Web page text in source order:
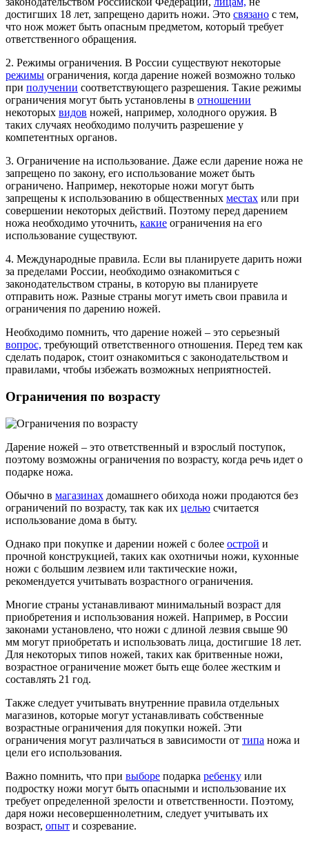
достигших 18 лет, запрещено дарить ножи. Это связано с тем,
что нож может быть опасным предметом, который требует
ответственного обращения.
2. Режимы ограничения. В России существуют некоторые
режимы ограничения, когда дарение ножей возможно только
при получении соответствующего разрешения. Такие режимы
ограничения могут быть установлены в отношении
некоторых видов ножей, например, холодного оружия. В
таких случаях необходимо получить разрешение у
компетентных органов.
3. Ограничение на использование. Даже если дарение ножа не
запрещено по закону, его использование может быть
ограничено. Например, некоторые ножи могут быть
запрещены к использованию в общественных местах или при
совершении некоторых действий. Поэтому перед дарением
ножа необходимо уточнить, какие ограничения на его
использование существуют.
4. Международные правила. Если вы планируете дарить ножи
за пределами России, необходимо ознакомиться с
законодательством страны, в которую вы планируете
отправить нож. Разные страны могут иметь свои правила и
ограничения по дарению ножей.
Необходимо помнить, что дарение ножей – это серьезный
вопрос, требующий ответственного отношения. Перед тем как
сделать подарок, стоит ознакомиться с законодательством и
правилами, чтобы избежать возможных неприятностей.
Ограничения по возрасту
Дарение ножей – это ответственный и взрослый поступок,
поэтому возможны ограничения по возрасту, когда речь идет о
подарке ножа.
Обычно в магазинах домашнего обихода ножи продаются без
ограничений по возрасту, так как их целью считается
использование дома в быту.
Однако при покупке и дарении ножей с более острой и
прочной конструкцией, таких как охотничьи ножи, кухонные
ножи с большим лезвием или тактические ножи,
рекомендуется учитывать возрастного ограничения.
Многие страны устанавливают минимальный возраст для
приобретения и использования ножей. Например, в России
законами установлено, что ножи с длиной лезвия свыше 90
мм могут приобретать и использовать лица, достигшие 18 лет.
Для некоторых типов ножей, таких как бритвенные ножи,
возрастное ограничение может быть еще более жестким и
составлять 21 год.
Также следует учитывать внутренние правила отдельных
магазинов, которые могут устанавливать собственные
возрастные ограничения для покупки ножей. Эти
ограничения могут различаться в зависимости от типа ножа и
цели его использования.
Важно помнить, что при выборе подарка ребенку или
подростку ножи могут быть опасными и использование их
требует определенной зрелости и ответственности. Поэтому,
даря ножи несовершеннолетним, следует учитывать их
возраст, опыт и созревание.